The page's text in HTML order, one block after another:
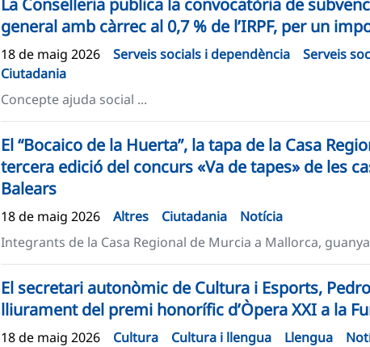
La Conselleria publica la convocatòria de
general amb càrrec al 0,7 % de l’IRPF, per un
18 de maig 2026 Serveis socials i dependència Serveis
Ciutadania
Concepte ajuda social ...
El “Bocaico de la Huerta”, la tapa de la Casa
tercera edició del concurs «Va de tapes» de les
Balears
18 de maig 2026 Altres Ciutadania
Notícia
Integrants de la Casa Regional de Murcia a Mallorca,
El secretari autonòmic de Cultura i Esports,
lliurament del premi honorífic d’Òpera XXI a la
18 de maig 2026 Cultura Cultura i llengua Llengua